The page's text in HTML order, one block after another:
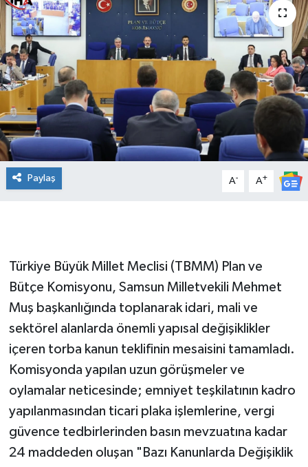
Paylaş A- A+
Türkiye Büyük Millet Meclisi (TBMM) Plan ve
Bütçe Komisyonu, Samsun Milletvekili Mehmet
Muş başkanlığında toplanarak idari, mali ve
sektörel alanlarda önemli yapısal değişiklikler
içeren torba kanun teklifinin mesaisini tamamladı.
Komisyonda yapılan uzun görüşmeler ve
oylamalar neticesinde; emniyet teşkilatının kadro
yapılanmasından ticari plaka işlemlerine, vergi
güvence tedbirlerinden basın mevzuatına kadar
24 maddeden oluşan "Bazı Kanunlarda Değişiklik